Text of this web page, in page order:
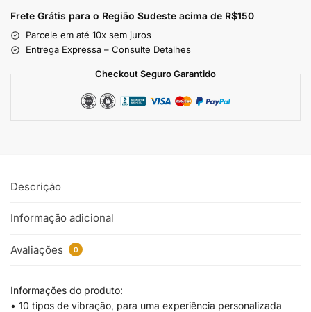
Frete Grátis para o Região Sudeste acima de R$150
Parcele em até 10x sem juros
Entrega Expressa – Consulte Detalhes
Checkout Seguro Garantido
Descrição
Informação adicional
Avaliações 0
Informações do produto:
• 10 tipos de vibração, para uma experiência personalizada